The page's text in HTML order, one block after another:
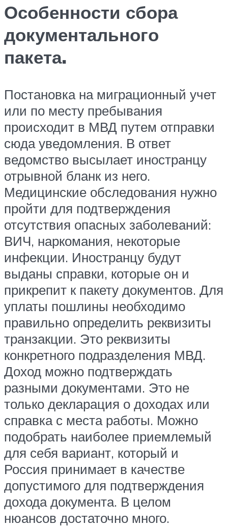
Особенности сбора
документального
пакета.
Постановка на миграционный учет
или по месту пребывания
происходит в МВД путем отправки
сюда уведомления. В ответ
ведомство высылает иностранцу
отрывной бланк из него.
Медицинские обследования нужно
пройти для подтверждения
отсутствия опасных заболеваний:
ВИЧ, наркомания, некоторые
инфекции. Иностранцу будут
выданы справки, которые он и
прикрепит к пакету документов. Для
уплаты пошлины необходимо
правильно определить реквизиты
транзакции. Это реквизиты
конкретного подразделения МВД.
Доход можно подтверждать
разными документами. Это не
только декларация о доходах или
справка с места работы. Можно
подобрать наиболее приемлемый
для себя вариант, который и
Россия принимает в качестве
допустимого для подтверждения
дохода документа. В целом
нюансов достаточно много.